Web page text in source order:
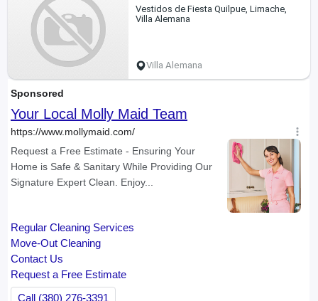
Vestidos de Fiesta Quilpue, Limache,
Villa Alemana
Villa Alemana